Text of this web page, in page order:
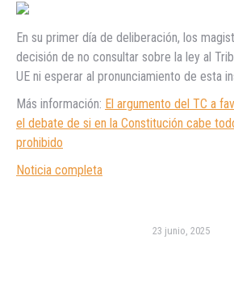
En su primer día de deliberación, los
decisión de no consultar sobre la ley al
UE ni esperar al pronunciamiento de esta
Más información: El argumento del TC a
el debate de si en la Constitución cabe
prohibido
Noticia completa
23 junio, 2025